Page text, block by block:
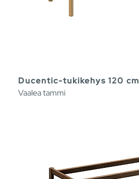
Ducentic-tukikehys 120 cm
Vaalea tammi